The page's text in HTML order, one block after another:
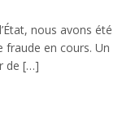
nous avons été
fraude en cours. Un
de […]